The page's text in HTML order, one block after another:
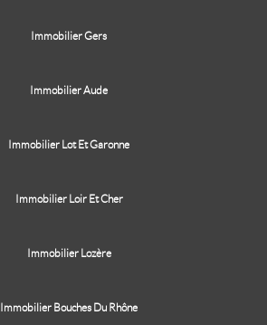
Immobilier Gers
Immobilier Aude
Immobilier Lot Et Garonne
Immobilier Loir Et Cher
Immobilier Lozère
Immobilier Bouches Du Rhône